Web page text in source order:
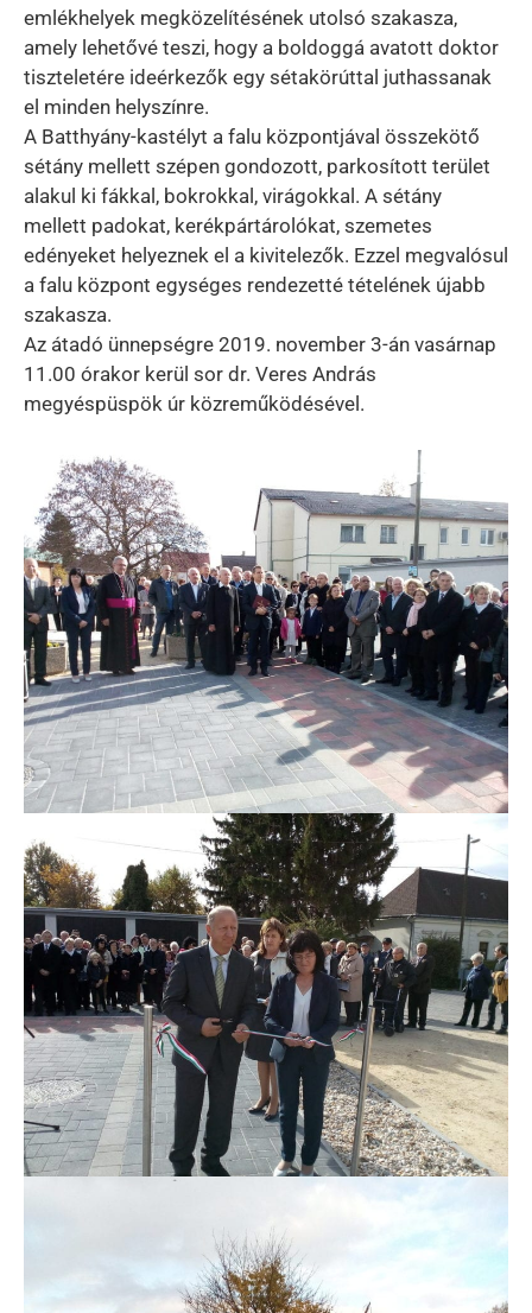
emlékhelyek megközelítésének utolsó szakasza,
amely lehetővé teszi, hogy a boldoggá avatott doktor
tiszteletére ideérkezők egy sétakörúttal juthassanak
el minden helyszínre.
A Batthyány-kastélyt a falu központjával összekötő
sétány mellett szépen gondozott, parkosított terület
alakul ki fákkal, bokrokkal, virágokkal. A sétány
mellett padokat, kerékpártárolókat, szemetes
edényeket helyeznek el a kivitelezők. Ezzel megvalósul
a falu központ egységes rendezetté tételének újabb
szakasza.
Az átadó ünnepségre 2019. november 3-án vasárnap
11.00 órakor kerül sor dr. Veres András
megyéspüspök úr közreműködésével.